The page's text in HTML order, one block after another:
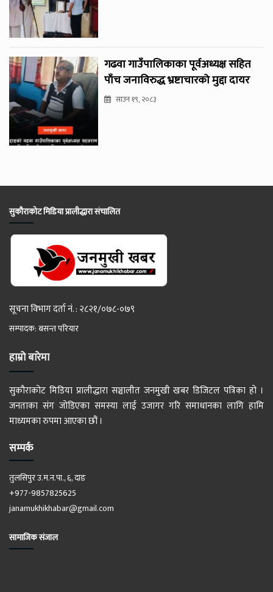
गढवा गाउँपालिकाका पूर्वअध्यक्ष सहित
पाँच जनाविरुद्ध भ्रष्टाचारको मुद्दा दायर
साउन १९, २०८३
सुकौराकोट मिडिया प्रालीद्धारा संचालित
सूचना विभाग दर्ता नं. : २८२१/०७८-०७९
सम्पादक: बसन्त परियार
हाम्रो बारेमा
सुकौराकोट मिडिया प्रालीद्धारा सञ्चालीत जनमुखी खबर डिजिटल पत्रिका हो ।
जनताका संग जोडिएका समस्या लाई उजागर गरि समाधानका लागि हामि
माध्यमका रुपमा आएका छौं ।
सम्पर्क
तुलसिपुर उ.म.न.पा., ६, दाङ
+977-9857825625
janamukhikhabar@gmail.com
सामाजिक संजाल